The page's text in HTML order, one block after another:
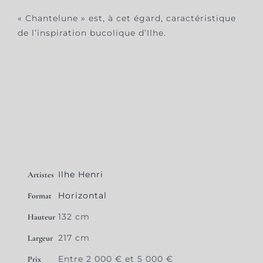
« Chantelune » est, à cet égard, caractéristique
de l’inspiration bucolique d’Ilhe.
Artistes Ilhe Henri
Format Horizontal
Hauteur 132 cm
Largeur 217 cm
Prix Entre 2 000 € et 5 000 €